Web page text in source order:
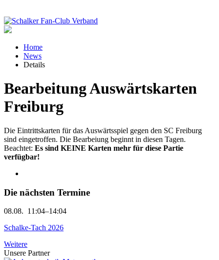
Home
News
Details
Bearbeitung Auswärtskarten
Freiburg
Die Eintrittskarten für das Auswärtsspiel gegen den SC Freiburg
sind eingetroffen. Die Bearbeiung beginnt in diesen Tagen.
Beachtet: Es sind KEINE Karten mehr für diese Partie
verfügbar!
Die nächsten Termine
08.08. 11:04–14:04
Schalke-Tach 2026
Weitere
Unsere Partner